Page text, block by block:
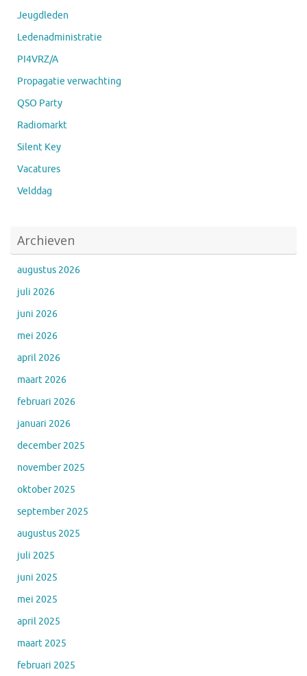
Jeugdleden
Ledenadministratie
PI4VRZ/A
Propagatie verwachting
QSO Party
Radiomarkt
Silent Key
Vacatures
Velddag
Archieven
augustus 2026
juli 2026
juni 2026
mei 2026
april 2026
maart 2026
februari 2026
januari 2026
december 2025
november 2025
oktober 2025
september 2025
augustus 2025
juli 2025
juni 2025
mei 2025
april 2025
maart 2025
februari 2025